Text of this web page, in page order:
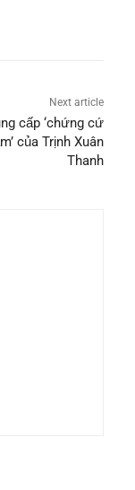
Next article
cấp ‘chứng cứ
của Trịnh Xuân
Thanh